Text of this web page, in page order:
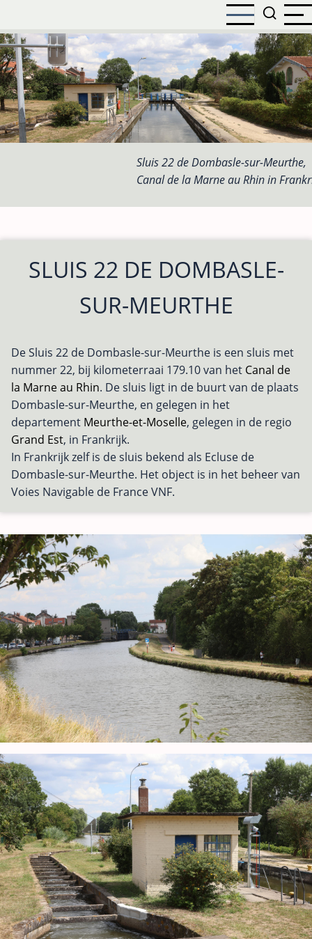
naar
de
inhoud
gaan
Sluis 22 de Dombasle-sur-Meurthe,
Canal de la Marne au Rhin in
SLUIS 22 DE DOMBASLE-
SUR-MEURTHE
De Sluis 22 de Dombasle-sur-Meurthe is een sluis met
nummer 22, bij kilometerraai 179.10 van het Canal de
la Marne au Rhin. De sluis ligt in de buurt van de plaats
Dombasle-sur-Meurthe, en gelegen in het
departement Meurthe-et-Moselle, gelegen in de regio
Grand Est, in Frankrijk.
In Frankrijk zelf is de sluis bekend als Ecluse de
Dombasle-sur-Meurthe. Het object is in het beheer van
Voies Navigable de France VNF.